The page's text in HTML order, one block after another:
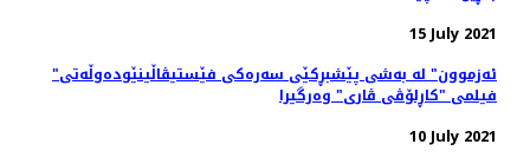
15 July 2021
"ئەزموون" لە به‌شی پێشبڕکێی سه‌ره‌کی فێستیڤاڵینێوده‌وڵه‌تی
فیلمی "کاڕلۆڤی ڤاری" وه‌رگیرا
10 July 2021